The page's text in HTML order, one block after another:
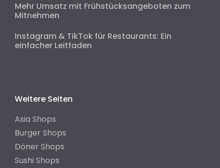
Mehr Umsatz mit Frühstücksangeboten zum
Mitnehmen
Instagram & TikTok für Restaurants: Ein
einfacher Leitfaden
Weitere Seiten
Asia Shops
Burger Shops
Döner Shops
Sushi Shops